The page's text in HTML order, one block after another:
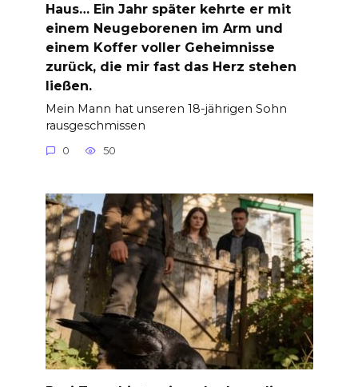
Haus… Ein Jahr später kehrte er mit
einem Neugeborenen im Arm und
einem Koffer voller Geheimnisse
zurück, die mir fast das Herz stehen
ließen.
Mein Mann hat unseren 18-jährigen Sohn
rausgeschmissen
0 50